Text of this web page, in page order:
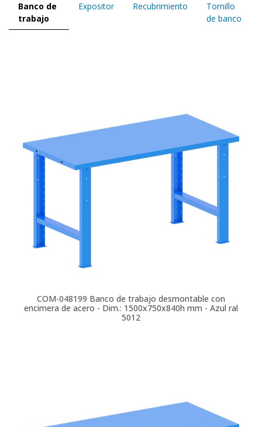
Banco de
trabajo
Expositor Recubrimiento
Tornillo
de banco
COM-048199 Banco de trabajo desmontable con
encimera de acero - Dim.: 1500x750x840h mm - Azul ral
5012